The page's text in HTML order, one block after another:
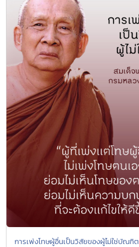
การเพ่งโทษผู้อื่นเป็นวิสัยของผู้ไม่ใช่บัณฑิต